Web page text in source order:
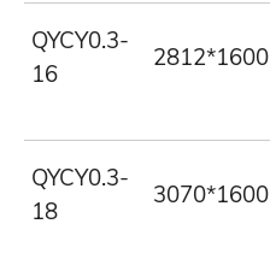
QYCY0.3-
16
2812*1600
QYCY0.3-
18
3070*1600